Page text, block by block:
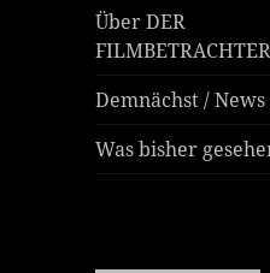
Über DER
FILMBETRACHTER
Demnächst / News
Was bisher